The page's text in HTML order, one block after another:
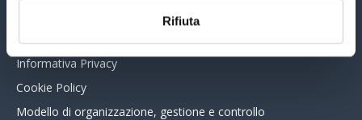
Rifiuta
Collabora con noi
Informativa Privacy
Cookie Policy
Modello di organizzazione, gestione e controllo